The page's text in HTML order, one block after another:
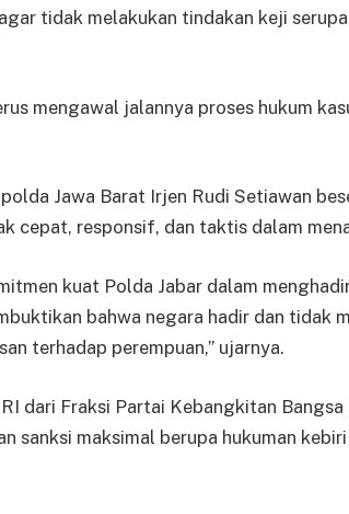
tidak melakukan tindakan keji
mengawal jalannya proses hukum
Jawa Barat Irjen Rudi Setiawan
cepat, responsif, dan taktis dalam
kuat Polda Jabar dalam
bahwa negara hadir dan tidak
terhadap perempuan,” ujarnya.
dari Fraksi Partai Kebangkitan Bangsa
sanksi maksimal berupa hukuman